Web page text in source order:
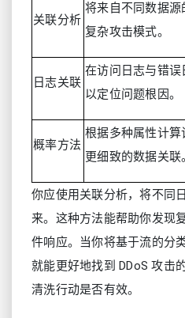
关联分析
将来自不同数据
复杂攻击模式。
日志关联
在访问日志与错误
以定位问题根因。
概率方法
根据多种属性计
更细致的数据关联
你应使用关联分析，将不同
来。这种方法能帮助你发现
件响应。当你将基于流的分
就能更好地找到 DDoS 攻击
清洗行动是否有效。